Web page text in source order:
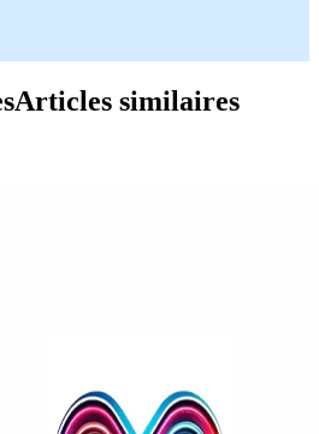
Articles similaires